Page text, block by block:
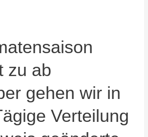
zu ab
gehen wir in
Verteilung